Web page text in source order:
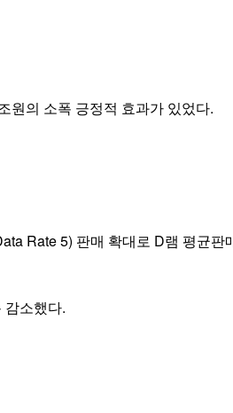
원의 소폭 긍정적 효과가 있었다.
Rate 5) 판매 확대로 D램 평균
감소했다.